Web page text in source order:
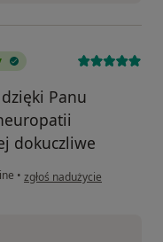
Panu
dokuczliwe
• w opinii użytkownika
zgłoś nadużycie